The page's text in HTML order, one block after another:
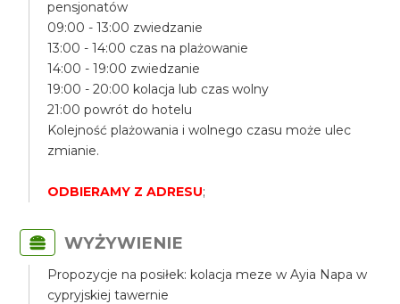
pensjonatów
09:00 - 13:00 zwiedzanie
13:00 - 14:00 czas na plażowanie
14:00 - 19:00 zwiedzanie
19:00 - 20:00 kolacja lub czas wolny
21:00 powrót do hotelu
Kolejność plażowania i wolnego czasu może ulec
zmianie.
ODBIERAMY Z ADRESU;
WYŻYWIENIE
Propozycje na posiłek: kolacja meze w Ayia Napa w
cypryjskiej tawernie